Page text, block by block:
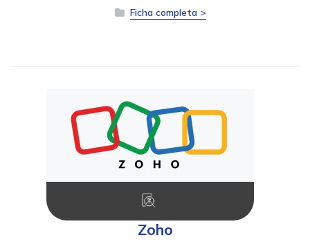
Ficha completa >
Zoho